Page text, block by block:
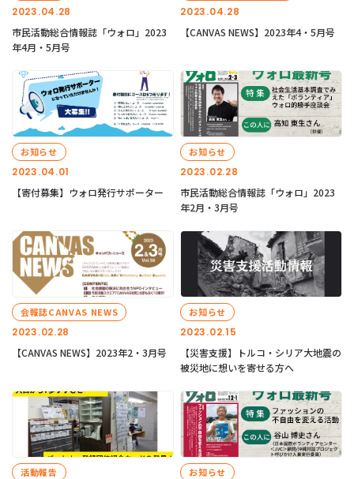
2023.04.28
市民活動総合情報誌「ウォロ」2023
年4月・5月号
2023.04.28
【CANVAS NEWS】2023年4・5月号
2023.04.01
お知らせ
【寄付募集】ウォロ発行サポーター
2023.02.28
お知らせ
市民活動総合情報誌「ウォロ」2023
年2月・3月号
2023.02.28
会報誌CANVAS NEWS
【CANVAS NEWS】2023年2・3月号
2023.02.15
お知らせ
【災害支援】トルコ・シリア大地震の
被災地に想いを寄せる方へ
活動報告 お知らせ